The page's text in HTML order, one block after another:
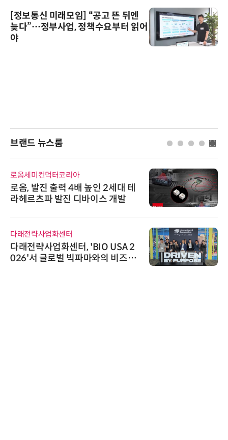
[정보통신 미래모임] “공고 뜬 뒤엔
늦다”…정부사업, 정책수요부터 읽어
야
브랜드 뉴스룸
로옴세미컨덕터코리아
로옴, 발진 출력 4배 높인 2세대 테
라헤르츠파 발진 디바이스 개발
다래전략사업화센터
다래전략사업화센터, 'BIO USA 2
026'서 글로벌 빅파마와의 비즈니